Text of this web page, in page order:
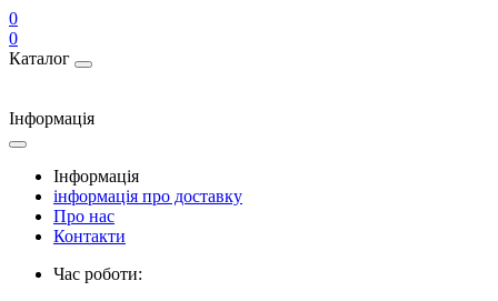
0
0
Каталог
Інформація
Інформація
інформація про доставку
Про нас
Контакти
Час роботи: